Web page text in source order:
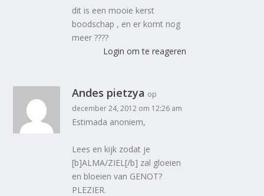
dit is een mooie kerst
boodschap , en er komt nog
meer ????
Login om te reageren
Andes pietzya op
december 24, 2012 om 12:26 am
Estimada anoniem,
Lees en kijk zodat je
[b]ALMA/ZIEL[/b] zal gloeien
en bloeien van GENOT?
PLEZIER.